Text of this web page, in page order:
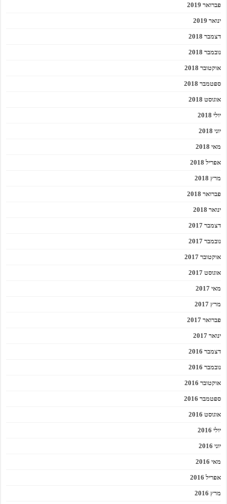
פברואר 2019
ינואר 2019
דצמבר 2018
נובמבר 2018
אוקטובר 2018
ספטמבר 2018
אוגוסט 2018
יולי 2018
יוני 2018
מאי 2018
אפריל 2018
מרץ 2018
פברואר 2018
ינואר 2018
דצמבר 2017
נובמבר 2017
אוקטובר 2017
אוגוסט 2017
מאי 2017
מרץ 2017
פברואר 2017
ינואר 2017
דצמבר 2016
נובמבר 2016
אוקטובר 2016
ספטמבר 2016
אוגוסט 2016
יולי 2016
יוני 2016
מאי 2016
אפריל 2016
מרץ 2016